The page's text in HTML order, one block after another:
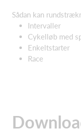
Sådan kan
Intervaller
Cykelløb med
Enkeltstarter
Race